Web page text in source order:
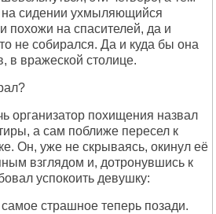
сидении ухмыляющийся
похожи на спасителей, да и
не собирался. Да и куда бы она
в вражеской столице.
организатор похищения назвал
а сам поближе пересел к
Он, уже не скрываясь, окинул её
взглядом и, дотронувшись к
успокоить девушку:
страшное теперь позади.